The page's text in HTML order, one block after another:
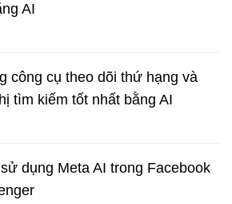
AI
công cụ theo dõi thứ hạng và
tìm kiếm tốt nhất bằng AI
dụng Meta AI trong Facebook